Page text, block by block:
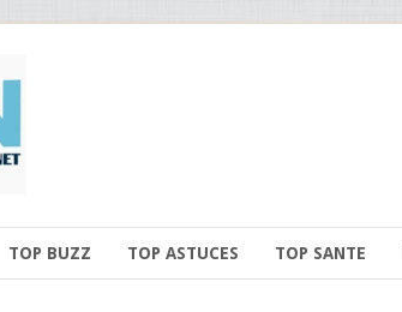
TOP BUZZ TOP ASTUCES TOP SANTE